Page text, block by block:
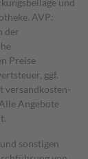
und
AVP:
der
Preise
ggf.
versand­kosten­
Angebote
sonstigen